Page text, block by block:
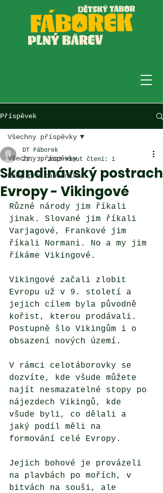
Příspěvek
Všechny příspěvky
Rady pro táborníka
Všechny příspěvky
Skandinávský postrach
Evropy - Vikingové
DT Fáborek
22. 3. 2022 Minut čtení: 1
Různé národy jim říkali
jinak. Slované jim říkali
Varjagové, Frankové jim
říkali Normani. No a my jim
říkáme Vikingové.
Vikingové začali zlobit
Evropu už v 9. století a
jejich cílem byla původně
kořist, kterou prodávali.
Postupně šlo Vikingům i o
obsazení nových území.
V rámci celotáborovky se
dozvíte, kde všude můžete
najít nesmazatelné stopy po
nájezdech Vikingů, kde
všude byli, co dělali a
jaký podíl měli na
formování celé Evropy.
Jejich bohové je provázeli
na plavbách po mořích, v
bitvách na souši, ale